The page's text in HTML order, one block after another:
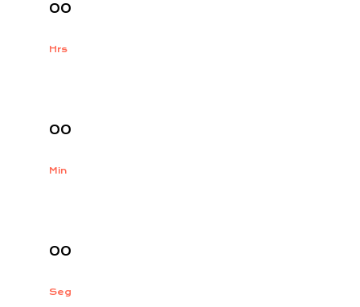
00
Hrs
00
Min
00
Seg